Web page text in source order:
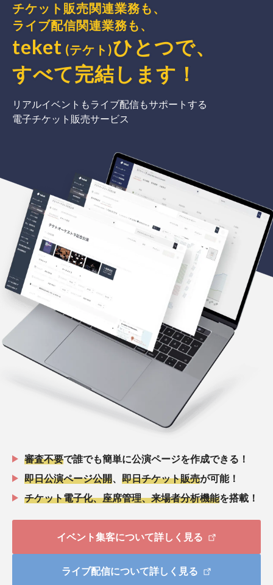
チケット販売関連業務も、
ライブ配信関連業務も、
teket (テケト)ひとつで、
すべて完結 します ！
リアルイベントもライブ配信もサポートする
電子チケット販売サービス
審査不要で誰でも簡単に公演ページを作成できる！
即日公演ページ公開、 即日チケット販売が可能！
チケット電子化、座席管理、来場者分析機能を搭載！
イベント集客について詳しく見る
ライブ配信について詳しく見る